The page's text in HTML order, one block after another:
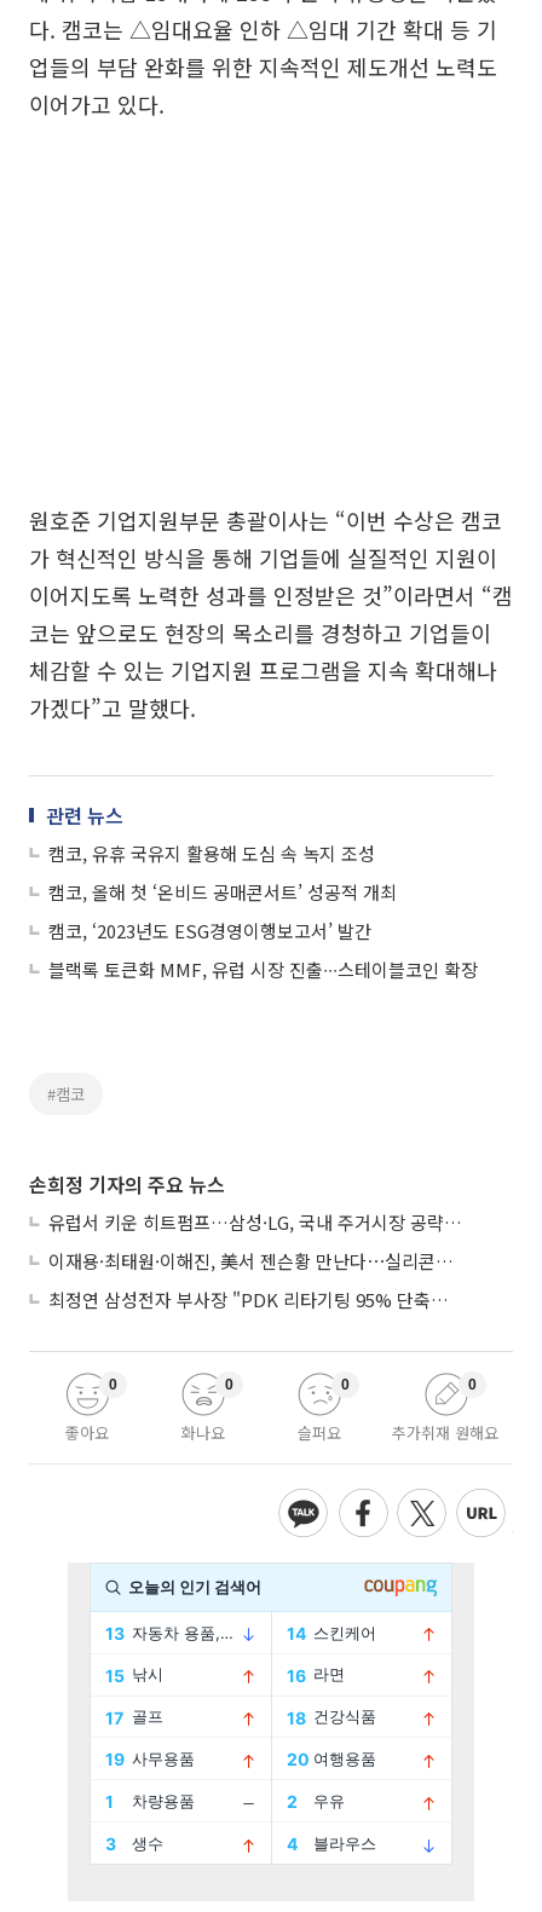
다. 캠코는 △임대요율 인하 △임대 기간 확대 등 기
업들의 부담 완화를 위한 지속적인 제도개선 노력도
이어가고 있다.
원호준 기업지원부문 총괄이사는 “이번 수상은 캠코
가 혁신적인 방식을 통해 기업들에 실질적인 지원이
이어지도록 노력한 성과를 인정받은 것”이라면서 “캠
코는 앞으로도 현장의 목소리를 경청하고 기업들이
체감할 수 있는 기업지원 프로그램을 지속 확대해나
가겠다”고 말했다.
관련 뉴스
캠코, 유휴 국유지 활용해 도심 속 녹지 조성
캠코, 올해 첫 ‘온비드 공매콘서트’ 성공적 개최
캠코, ‘2023년도 ESG경영이행보고서’ 발간
블랙록 토큰화 MMF, 유럽 시장 진출∙∙∙스테이블코인 확장
#캠코
손희정 기자의 주요 뉴스
유럽서 키운 히트펌프…삼성·LG, 국내 주거시장 공략 ‘속도’
이재용·최태원·이해진, 美서 젠슨황 만난다⋯실리콘밸리 집결하는 AI리더
최정연 삼성전자 부사장 "PDK 리타기팅 95% 단축…에이전트 AI 시범 활용"
좋아요
0
화나요
0
슬퍼요
0
추가취재 원해요
0